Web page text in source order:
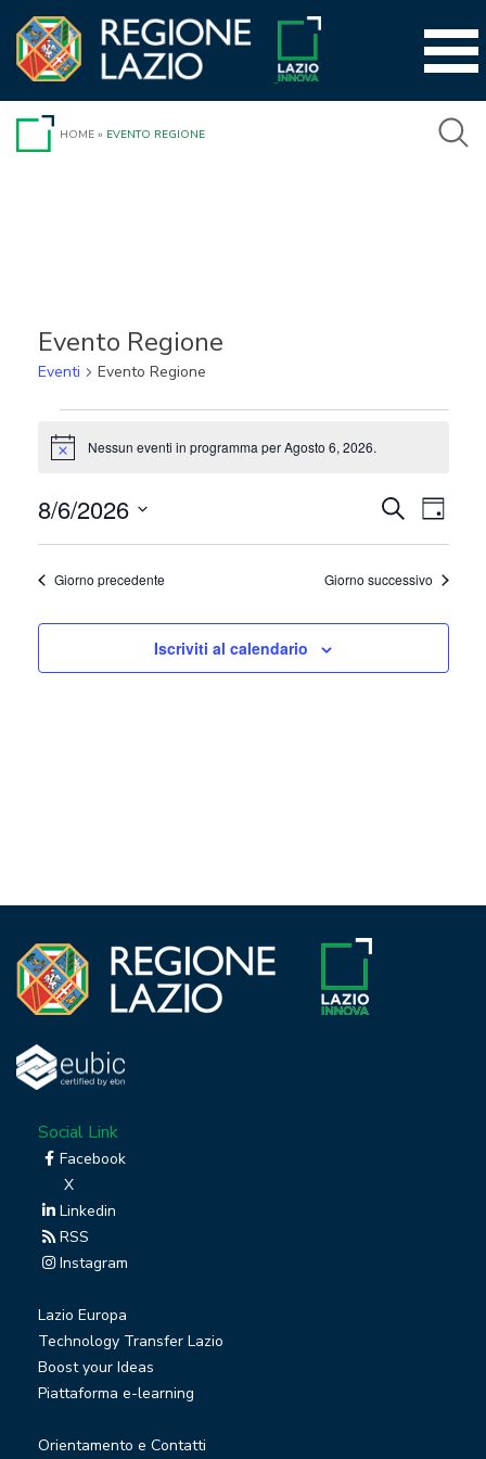
contenuto
HOME » EVENTO REGIONE
Evento Regione
Eventi Evento Regione
Eventi
for
Agosto
6,
2026
Notice Nessun eventi in programma per Agosto 6, 2026.
Eventi
Ricerca
e
viste
Cerca
Viste
Giorno
8/6/2026
Seleziona
data.
Giorno precedente Giorno successivo
Iscriviti al calendario
Social Link
Facebook
X
Linkedin
RSS
Instagram
Lazio Europa
Technology Transfer Lazio
Boost your Ideas
Piattaforma e-learning
Orientamento e Contatti